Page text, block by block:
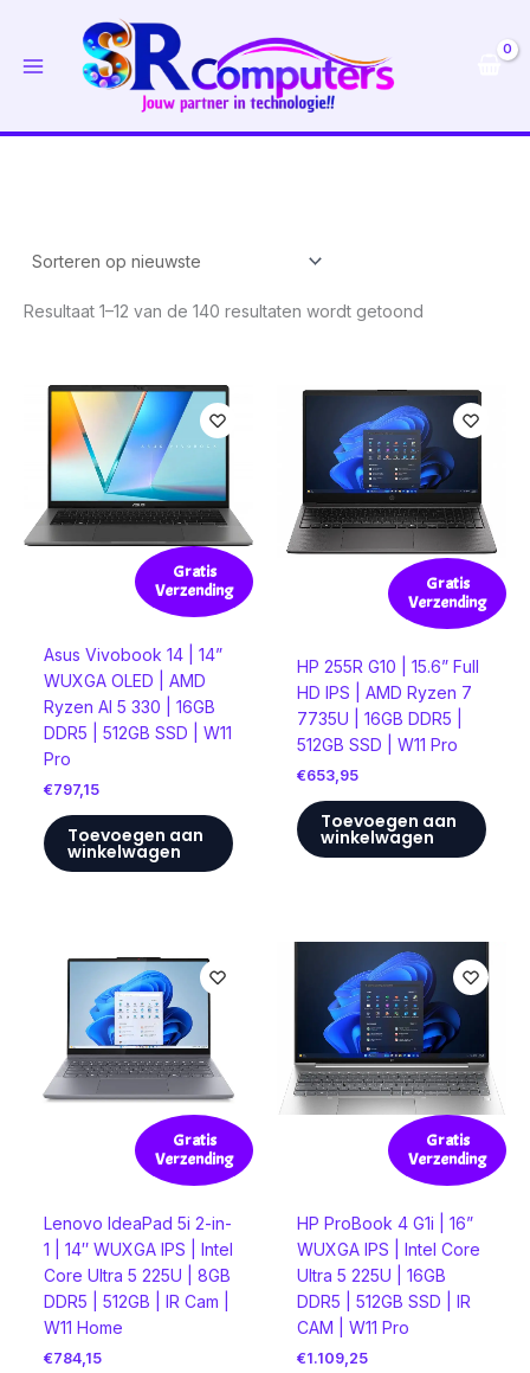
Resultaat 1–12 van de 140 resultaten wordt getoond
Gratis
Verzending
Asus Vivobook 14 | 14”
WUXGA OLED | AMD
Ryzen AI 5 330 | 16GB
DDR5 | 512GB SSD | W11
Pro
€797,15
Toevoegen aan
winkelwagen
Gratis
Verzending
HP 255R G10 | 15.6” Full
HD IPS | AMD Ryzen 7
7735U | 16GB DDR5 |
512GB SSD | W11 Pro
€653,95
Toevoegen aan
winkelwagen
Gratis
Verzending
Lenovo IdeaPad 5i 2-in-
1 | 14″ WUXGA IPS | Intel
Core Ultra 5 225U | 8GB
DDR5 | 512GB | IR Cam |
W11 Home
€784,15
Gratis
Verzending
HP ProBook 4 G1i | 16”
WUXGA IPS | Intel Core
Ultra 5 225U | 16GB
DDR5 | 512GB SSD | IR
CAM | W11 Pro
€1.109,25